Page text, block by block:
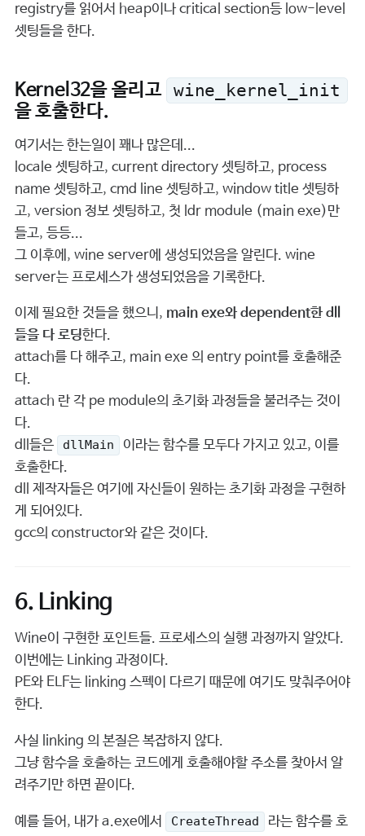
registry를 읽어서 heap이나 critical section등 low-level
셋팅들을 한다.
Kernel32을 올리고 wine_kernel_init
을 호출한다.
여기서는 한는일이 꽤나 많은데...
locale 셋팅하고, current directory 셋팅하고, process
name 셋팅하고, cmd line 셋팅하고, window title 셋팅하
고, version 정보 셋팅하고, 첫 ldr module (main exe)만
들고, 등등...
그 이후에, wine server에 생성되었음을 알린다. wine
server는 프로세스가 생성되었음을 기록한다.
이제 필요한 것들을 했으니, main exe와 dependent한 dll
들을 다 로딩한다.
attach를 다 해주고, main exe 의 entry point를 호출해준
다.
attach 란 각 pe module의 초기화 과정들을 불러주는 것이
다.
dll들은
dllMain
이라는 함수를 모두다 가지고 있고, 이를
호출한다.
dll 제작자들은 여기에 자신들이 원하는 초기화 과정을 구현하
게 되어있다.
gcc의 constructor와 같은 것이다.
6. Linking
Wine이 구현한 포인트들. 프로세스의 실행 과정까지 알았다.
이번에는 Linking 과정이다.
PE와 ELF는 linking 스펙이 다르기 때문에 여기도 맞춰주어야
한다.
사실 linking 의 본질은 복잡하지 않다.
그냥 함수을 호출하는 코드에게 호출해야할 주소를 찾아서 알
려주기만 하면 끝이다.
예를 들어, 내가 a.exe에서 CreateThread
라는 함수를 호